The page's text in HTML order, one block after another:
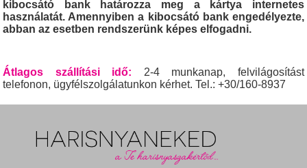
kibocsátó bank határozza meg a kártya internetes
használatát. Amennyiben a kibocsátó bank engedélyezte,
abban az esetben rendszerünk képes elfogadni.
Átlagos szállítási idő:
2-4 munkanap, felvilágosítást
telefonon, ügyfélszolgálatunkon kérhet. Tel.: +30/160-8937